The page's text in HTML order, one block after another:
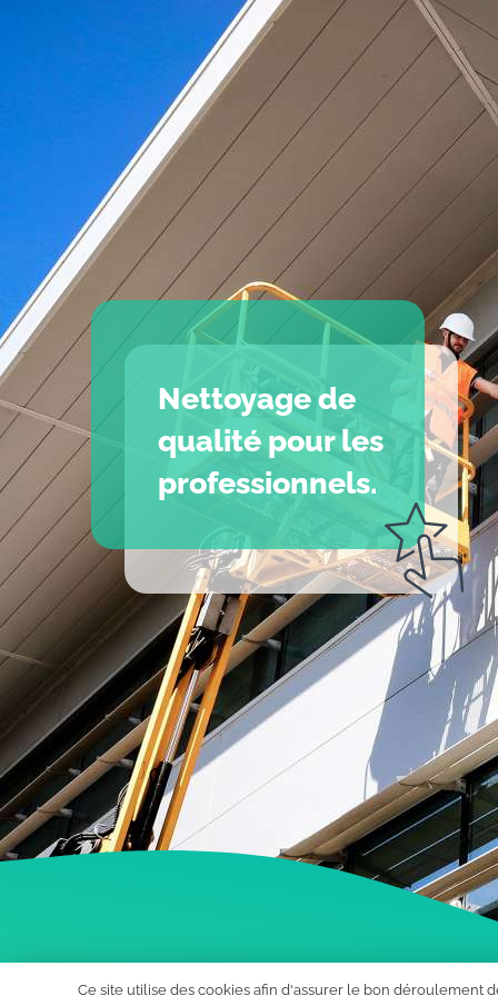
Nettoyage de
qualité pour les
professionnels.
Ce site utilise des cookies afin d'assurer le bon déroulement